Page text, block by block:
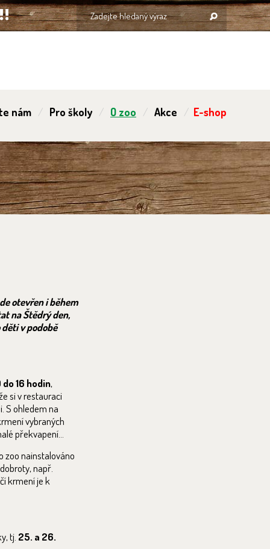
nám Pro školy O zoo Akce E-shop
otevřen i během
na Štědrý den,
v podobě
do 16 hodin,
si v restauraci
S ohledem na
vybraných
překvapení…
zoo nainstalováno
např.
krmení je k
tj. 25. a 26.